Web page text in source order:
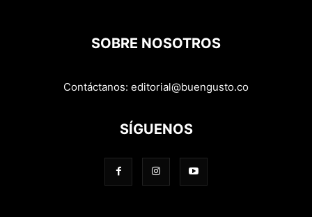
SOBRE NOSOTROS
Contáctanos: editorial@buengusto.co
SÍGUENOS